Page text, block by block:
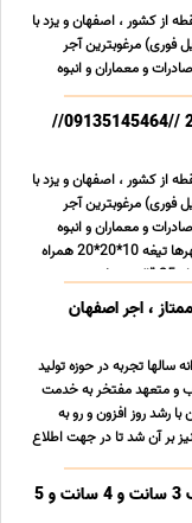
از کشور ، اصفهان و یزد با
فوری) مرغوبترین آجر
و معماران و انبوه
سازان و نمایندگان فروش در کلیه شهرها تیغه 10*20*20 همراه
از کشور ، اصفهان و یزد با
فوری) مرغوبترین آجر
و معماران و انبوه
سازان و نمایندگان فروش در کلیه شهرها تیغه 10*20*20 همراه
سالها تجربه در حوزه تولید
و متعهد مفتخر به خدمت
رشد روز افزون و رو به
بر آن شد تا در جهت اطلاع
و ... ...
آجرنما زرد و قرمز صادراتی: پلاک 3 سانت و 4 سانت و 5